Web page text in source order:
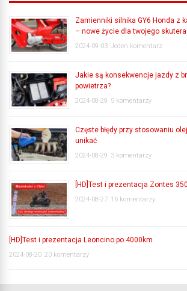
Zamienniki silnika GY6 Honda z
– nowe życie dla twojego skutera
2024-09-03 Jeden komentarz
Jakie są konsekwencje jazdy z
powietrza?
2024-08-29 5 komentarzy
Częste błędy przy stosowaniu
unikać
2024-08-29 3 komentarzy
[HD]Test i prezentacja Zontes
2024-08-27 16 komentarzy
[HD]Test i prezentacja Leoncino po 4000km
2024-08-20 20 komentarzy